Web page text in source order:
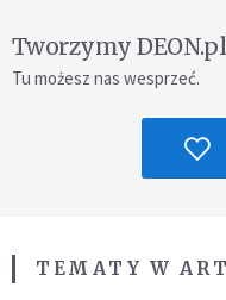
Tworzymy
Tu możesz nas wesprzeć.
TEMATY W